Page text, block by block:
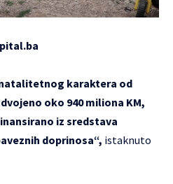
karaktera od
oko 940 miliona KM,
iz sredstava
doprinosa“, istaknuto